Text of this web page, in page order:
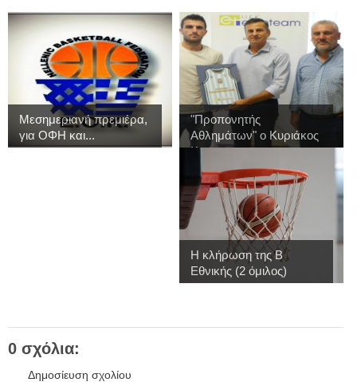
Μεσημεριανή πρεμιέρα,
για ΟΦΗ και...
"Προπονητής
Αθλημάτων" ο Κυριάκος
Κ...
Η κλήρωση της Β
Εθνικής (2 όμιλος)
0 σχόλια:
Δημοσίευση σχολίου